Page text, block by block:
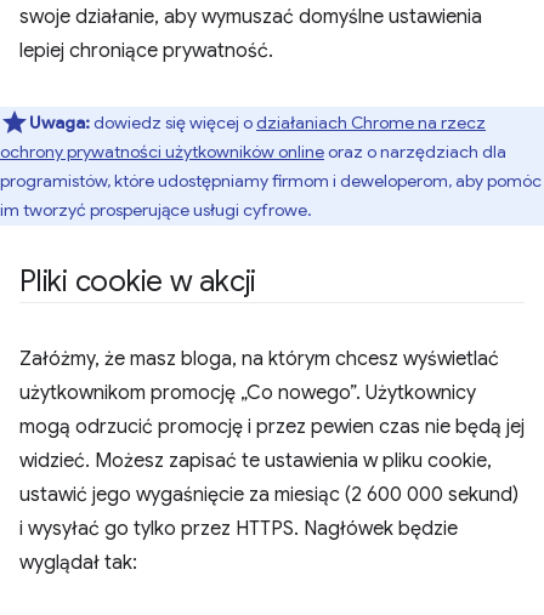
swoje działanie, aby wymuszać domyślne ustawienia
lepiej chroniące prywatność.
Uwaga:dowiedz się więcej odziałaniach Chrome na rzecz
ochrony prywatności użytkowników onlineoraz o narzędziach dla
programistów, które udostępniamy firmom i deweloperom, aby pomóc
im tworzyć prosperujące usługi cyfrowe.
Pliki cookie w akcji
Załóżmy, że masz bloga, na którym chcesz wyświetlać
użytkownikom promocję „Co nowego”. Użytkownicy
mogą odrzucić promocję i przez pewien czas nie będą jej
widzieć. Możesz zapisać te ustawienia w pliku cookie,
ustawić jego wygaśnięcie za miesiąc (2 600 000 sekund)
i wysyłać go tylko przez HTTPS. Nagłówek będzie
wyglądał tak: